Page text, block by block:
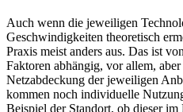
Auch wenn die jeweiligen
Geschwindigkeiten theoretisch
Praxis meist anders aus. Das ist
Faktoren abhängig, vor allem,
Netzabdeckung der jeweiligen
kommen noch individuelle
Beispiel der Standort, ob dieser im